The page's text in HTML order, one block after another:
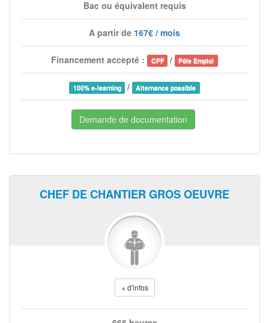
Bac ou équivalent requis
A partir de 167€ / mois
Financement accepté : CPF / Pôle Emploi
100% e-learning / Alternance possible
Demande de documentation
CHEF DE CHANTIER GROS OEUVRE
+ d'infos